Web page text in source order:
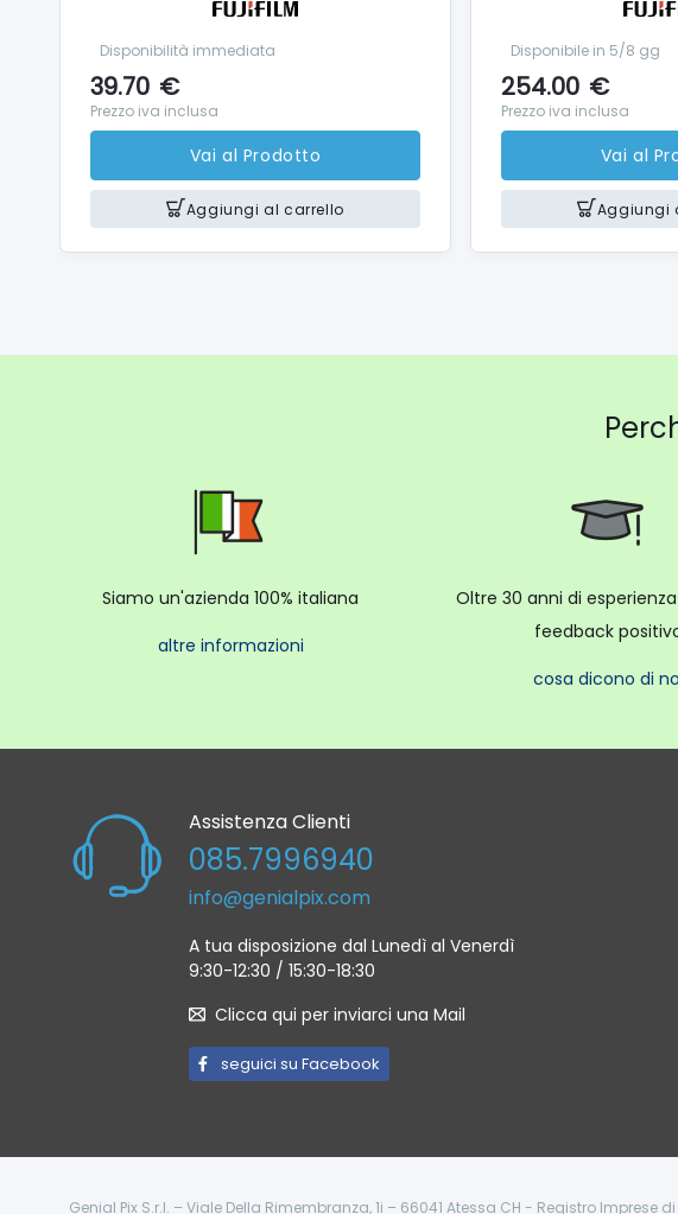
Disponibilità immediata
39.70 €
Prezzo iva inclusa
Vai al Prodotto
Aggiungi al carrello
Disponibile in 5/8 gg
254.00 €
Prezzo iva inclusa
Vai al
Aggiungi
Siamo un'azienda 100% italiana
altre informazioni
Oltre 30 anni di
feedback
cosa dicono di
Assistenza Clienti
085.7996940
info@genialpix.com
A tua disposizione dal Lunedì al Venerdì
9:30-12:30 / 15:30-18:30
Clicca qui per inviarci una Mail
seguici su Facebook
Genial Pix S.r.l. – Viale Della Rimembranza, 1i – 66041 Atessa CH - Registro Imprese